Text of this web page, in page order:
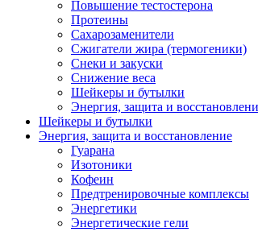
Повышение тестостерона
Протеины
Сахарозаменители
Сжигатели жира (термогеники)
Снеки и закуски
Снижение веса
Шейкеры и бутылки
Энергия, защита и
Шейкеры и бутылки
Энергия, защита и восстановление
Гуарана
Изотоники
Кофеин
Предтренировочные комплексы
Энергетики
Энергетические гели